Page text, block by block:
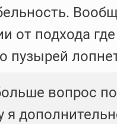
от подхода
пузырей
вопрос
я